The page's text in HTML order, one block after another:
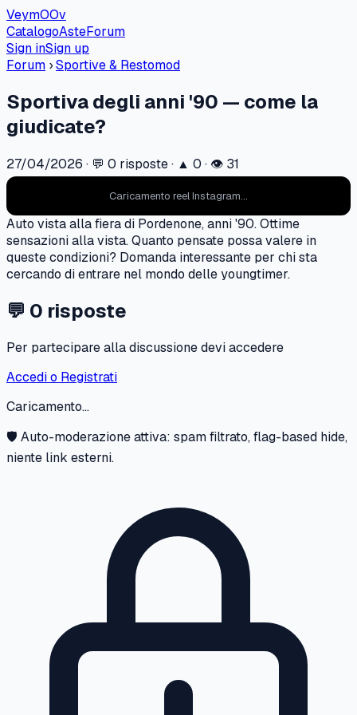
VeymOOv
CatalogoAsteForum
Sign inSign up
Forum ›Sportive & Restomod
Sportiva degli anni '90 — come la
giudicate?
27/04/2026 · 💬 0 risposte · ▲ 0 · 👁 31
Caricamento reel Instagram...
Auto vista alla fiera di Pordenone, anni '90. Ottime
sensazioni alla vista. Quanto pensate possa valere in
queste condizioni? Domanda interessante per chi sta
cercando di entrare nel mondo delle youngtimer.
💬 0 risposte
Per partecipare alla discussione devi accedere
Accedi o Registrati
Caricamento...
🛡️ Auto-moderazione attiva: spam filtrato, flag-based hide,
niente link esterni.